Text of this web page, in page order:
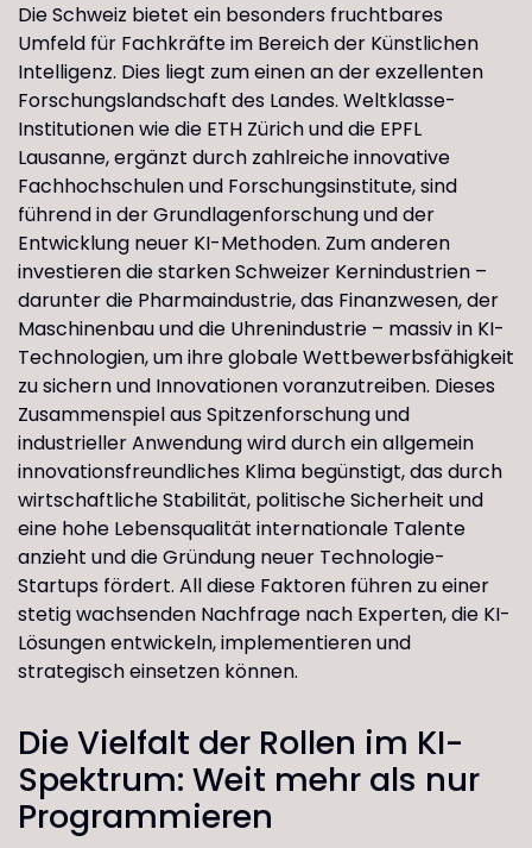
Die Schweiz bietet ein besonders fruchtbares
Umfeld für Fachkräfte im Bereich der Künstlichen
Intelligenz. Dies liegt zum einen an der exzellenten
Forschungslandschaft des Landes. Weltklasse-
Institutionen wie die ETH Zürich und die EPFL
Lausanne, ergänzt durch zahlreiche innovative
Fachhochschulen und Forschungsinstitute, sind
führend in der Grundlagenforschung und der
Entwicklung neuer KI-Methoden. Zum anderen
investieren die starken Schweizer Kernindustrien –
darunter die Pharmaindustrie, das Finanzwesen, der
Maschinenbau und die Uhrenindustrie – massiv in KI-
Technologien, um ihre globale Wettbewerbsfähigkeit
zu sichern und Innovationen voranzutreiben. Dieses
Zusammenspiel aus Spitzenforschung und
industrieller Anwendung wird durch ein allgemein
innovationsfreundliches Klima begünstigt, das durch
wirtschaftliche Stabilität, politische Sicherheit und
eine hohe Lebensqualität internationale Talente
anzieht und die Gründung neuer Technologie-
Startups fördert. All diese Faktoren führen zu einer
stetig wachsenden Nachfrage nach Experten, die KI-
Lösungen entwickeln, implementieren und
strategisch einsetzen können.
Die Vielfalt der Rollen im KI-
Spektrum: Weit mehr als nur
Programmieren